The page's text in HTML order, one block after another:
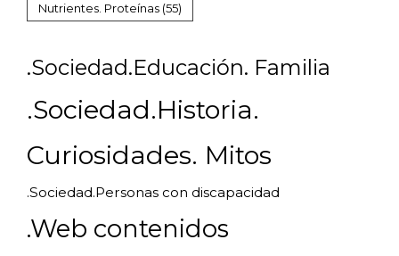
Nutrientes. Proteínas (55)
.Sociedad.Educación. Familia
.Sociedad.Historia.
Curiosidades. Mitos
.Sociedad.Personas con discapacidad
.Web contenidos